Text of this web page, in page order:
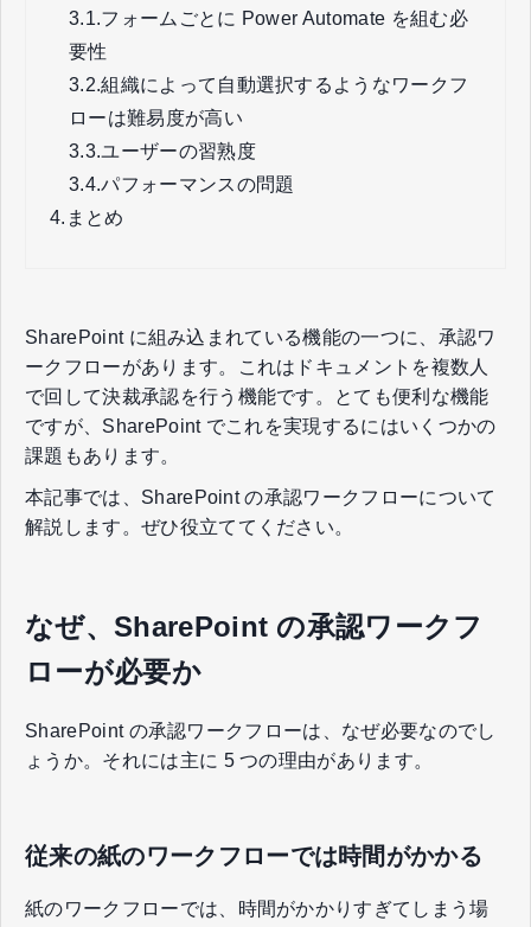
3.1.フォームごとに Power Automate を組む必
要性
3.2.組織によって自動選択するようなワークフ
ローは難易度が高い
3.3.ユーザーの習熟度
3.4.パフォーマンスの問題
4. まとめ
SharePoint に組み込まれている機能の一つに、承認ワ
ークフローがあります。これはドキュメントを複数人
で回して決裁承認を行う機能です。とても便利な機能
ですが、SharePoint でこれを実現するにはいくつかの
課題もあります。
本記事では、SharePoint の承認ワークフローについて
解説します。ぜひ役立ててください。
なぜ、SharePoint の承認ワークフ
ローが必要か
SharePoint の承認ワークフローは、なぜ必要なのでし
ょうか。それには主に 5 つの理由があります。
従来の紙のワークフローでは時間がかかる
紙のワークフローでは、時間がかかりすぎてしまう場